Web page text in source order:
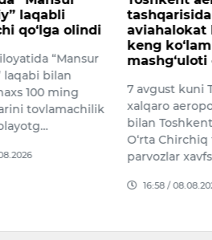
laqabli
qo‘lga olindi
“Mansur
laqabi bilan
100 ming
tovlamachilik
tashqarisida
aviahalokat
keng
mashg‘uloti
7 avgust kuni
xalqaro
bilan
O‘rta
parvozlar
16:58 /